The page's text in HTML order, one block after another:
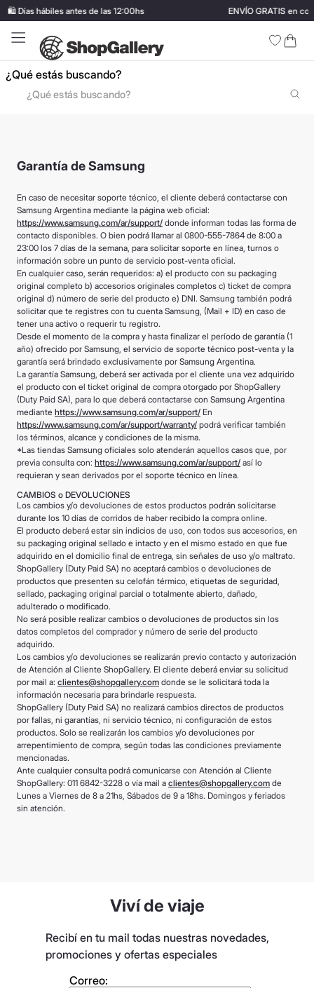
Días hábiles antes de las 12:00hs ENVÍO GRATIS en
¿Qué estás buscando?
Garantía de Samsung
En caso de necesitar soporte técnico, el cliente deberá contactarse con
Samsung Argentina mediante la página web oficial:
https://www.samsung.com/ar/support/ donde informan todas las forma de
contacto disponibles. O bien podrá llamar al 0800-555-7864 de 8:00 a
23:00 los 7 días de la semana, para solicitar soporte en línea, turnos o
información sobre un punto de servicio post-venta oficial.
En cualquier caso, serán requeridos: a) el producto con su packaging
original completo b) accesorios originales completos c) ticket de compra
original d) número de serie del producto e) DNI. Samsung también podrá
solicitar que te registres con tu cuenta Samsung, (Mail + ID) en caso de
tener una activo o requerir tu registro.
Desde el momento de la compra y hasta finalizar el período de garantía (1
año) ofrecido por Samsung, el servicio de soporte técnico post-venta y la
garantía será brindado exclusivamente por Samsung Argentina.
La garantía Samsung, deberá ser activada por el cliente una vez adquirido
el producto con el ticket original de compra otorgado por ShopGallery
(Duty Paid SA), para lo que deberá contactarse con Samsung Argentina
mediante https://www.samsung.com/ar/support/ En
https://www.samsung.com/ar/support/warranty/ podrá verificar también
los términos, alcance y condiciones de la misma.
*Las tiendas Samsung oficiales solo atenderán aquellos casos que, por
previa consulta con: https://www.samsung.com/ar/support/ así lo
requieran y sean derivados por el soporte técnico en línea.
CAMBIOS o DEVOLUCIONES
Los cambios y/o devoluciones de estos productos podrán solicitarse
durante los 10 días de corridos de haber recibido la compra online.
El producto deberá estar sin indicios de uso, con todos sus accesorios, en
su packaging original sellado e intacto y en el mismo estado en que fue
adquirido en el domicilio final de entrega, sin señales de uso y/o maltrato.
ShopGallery (Duty Paid SA) no aceptará cambios o devoluciones de
productos que presenten su celofán térmico, etiquetas de seguridad,
sellado, packaging original parcial o totalmente abierto, dañado,
adulterado o modificado.
No será posible realizar cambios o devoluciones de productos sin los
datos completos del comprador y número de serie del producto
adquirido.
Los cambios y/o devoluciones se realizarán previo contacto y autorización
de Atención al Cliente ShopGallery. El cliente deberá enviar su solicitud
por mail a: clientes@shopgallery.com donde se le solicitará toda la
información necesaria para brindarle respuesta.
ShopGallery (Duty Paid SA) no realizará cambios directos de productos
por fallas, ni garantías, ni servicio técnico, ni configuración de estos
productos. Solo se realizarán los cambios y/o devoluciones por
arrepentimiento de compra, según todas las condiciones previamente
mencionadas.
Ante cualquier consulta podrá comunicarse con Atención al Cliente
ShopGallery: 011 6842-3228 o vía mail a clientes@shopgallery.com de
Lunes a Viernes de 8 a 21hs, Sábados de 9 a 18hs. Domingos y feriados
sin atención.
Viví de viaje
Recibí en tu mail todas nuestras novedades,
promociones y ofertas especiales
Correo:
3.
ray ban
4.
lentes sol
5 .
bressia
6.
vino
7.
carolina herrera
8.
mochila
9.
hugo boss
10. tom ford